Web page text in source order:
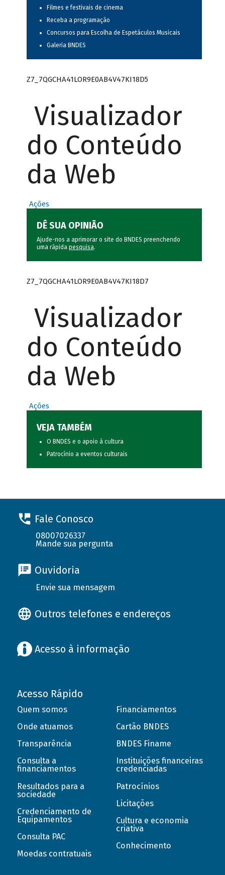
Filmes e festivais de cinema
Receba a programação
Concursos para Escolha de Espetáculos Musicais
Galeria BNDES
Z7_7QGCHA41LOR9E0AB4V47KI18D5
Visualizador
do Conteúdo
da Web
Ações
DÊ SUA OPINIÃO
Ajude-nos a aprimorar o site do BNDES preenchendo
uma rápida pesquisa.
Z7_7QGCHA41LOR9E0AB4V47KI18D7
Visualizador
do Conteúdo
da Web
Ações
VEJA TAMBÉM
O BNDES e o apoio à cultura
Patrocínio a eventos culturais
Fale Conosco
08007026337
Mande sua pergunta
Ouvidoria
Envie sua mensagem
Outros telefones e endereços
Acesso à informação
Acesso Rápido
Quem somos
Onde atuamos
Transparência
Consulta a
financiamentos
Resultados para a
sociedade
Credenciamento de
Equipamentos
Consulta PAC
Moedas contratuais
Financiamentos
Cartão BNDES
BNDES Finame
Instituições financeiras
credenciadas
Patrocínios
Licitações
Cultura e economia
criativa
Conhecimento